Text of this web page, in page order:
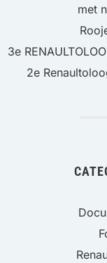
met
3e
2e